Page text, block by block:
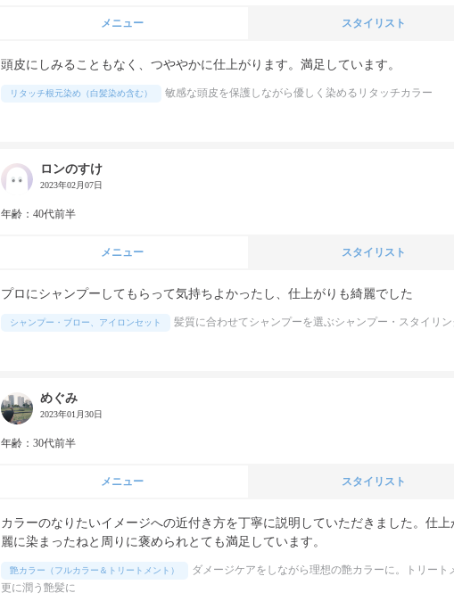
メニュー スタイリスト
頭皮にしみることもなく、つややかに仕上がります。満足しています。
リタッチ根元染め（白髪染め含む） 敏感な頭皮を保護しながら優しく染めるリタッチカラー
ロンのすけ
2023年02月07日
年齢：40代前半
メニュー スタイリスト
プロにシャンプーしてもらって気持ちよかったし、仕上がりも綺麗でした
シャンプー・ブロー、アイロンセット 髪質に合わせてシャンプーを選ぶシャンプー・スタイリ
めぐみ
2023年01月30日
年齢：30代前半
メニュー スタイリスト
カラーのなりたいイメージへの近付き方を丁寧に説明していただきました。仕上
麗に染まったねと周りに褒められとても満足しています。
艶カラー（フルカラー＆トリートメント）
ダメージケアをしながら理想の艶カラーに。トリート
更に潤う艶髪に